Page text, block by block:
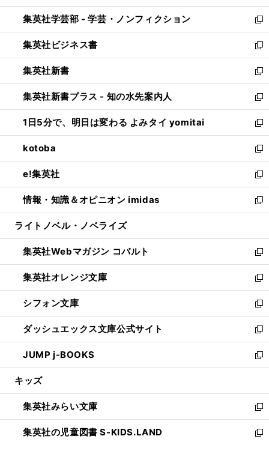
開
く
ウ
で
開
く
ン
ド
ウ
で
開
く
ウ
ィ
ン
ド
ウ
で
開
く
集英社学芸部 - 学芸・ノンフィクション
新
し
い
ウ
ィ
ン
ド
ウ
で
開
く
集英社ビジネス書
新
し
い
ウ
ィ
ン
ド
ウ
で
開
く
集英社新書
新
し
い
ウ
ィ
ン
ド
ウ
で
開
く
集英社新書プラス - 知の水先案内人
新
し
い
ウ
ィ
ン
ド
ウ
で
開
1日5分で、明日は変わる よみタイ yomitai
新
し
い
ウ
ィ
ン
ド
ウ
開
く
kotoba
新
し
い
ウ
ィ
ン
ウ
で
開
く
e!集英社
新
し
い
ウ
ン
ド
ウ
で
開
く
情報・知識＆オピニオン imidas
新
し
ウ
ィ
ン
ド
ウ
で
開
く
ライトノベル・ノベライズ
集英社Webマガジン コバルト
新
し
い
ウ
ィ
ン
ド
ウ
で
開
集英社オレンジ文庫
新
し
い
ウ
ィ
ン
ド
ウ
開
く
シフォン文庫
新
し
い
ウ
ィ
ン
ウ
で
開
く
ダッシュエックス文庫公式サイト
新
し
い
ウ
ン
ド
ウ
で
JUMP j-BOOKS
新
し
ウ
ィ
ン
ド
キッズ
集英社みらい文庫
新
し
い
集英社の児童図書 S-KIDS.LAND
新